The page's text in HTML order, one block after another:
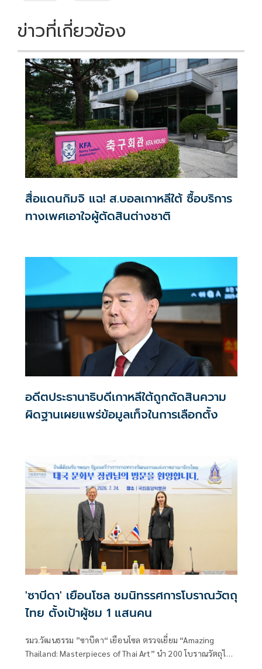
ข่าวที่เกี่ยวข้อง
สื่อแดนกิมจิ แฉ! ส.บอลเกาหลีใต้ ซื้อบริการ
ทางเพศเอาใจผู้ตัดสินต่างชาติ
อดีตประธานาธิบดีเกาหลีใต้ถูกตัดสินความ
ผิดฐานเผยแพร่ข้อมูลเท็จในการเลือกตั้ง
'ซาบีดา' เยือนโซล ชมนิทรรศการโบราณวัตถุ
ไทย ตั้งเป้าผู้ชม 1 แสนคน
รมว.วัฒนธรรม ”ซาบีดา“ เยือนโซล ตรวจเยี่ยม “Amazing
Thailand: Masterpieces of Thai Art” นำ 200 โบราณวัตถุไทย